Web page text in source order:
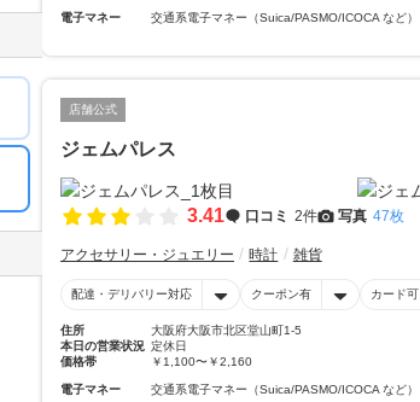
電子マネー 交通系電子マネー（Suica/PASMO/ICOCA など）
店舗公式
ジェムパレス
3.41 口コミ 2件 写真 47枚
アクセサリー・ジュエリー 時計 雑貨
配達・デリバリー対応 クーポン有 カード可
住所
大阪府大阪市北区堂山町1-5
本日の営業状況 定休日
価格帯
￥1,100〜￥2,160
電子マネー 交通系電子マネー（Suica/PASMO/ICOCA など）